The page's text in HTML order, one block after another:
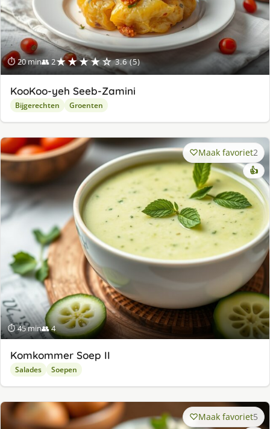
⏱ 20 min👥 2★★★★☆ 3.6 (5)
KooKoo-yeh Seeb-Zamini
Bijgerechten Groenten
⏱ 45 min👥 4
Maak favoriet2
👍
Komkommer Soep II
Salades Soepen
Maak favoriet5